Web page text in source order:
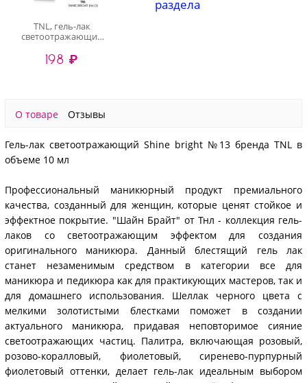
TNL, гель-лак
светоотражающий
мл
198 ₽
раздела
О товаре Отзывы
Гель-лак светоотражающий Shine bright №13 бренда TNL в
объеме 10 мл
Профессиональный маникюрный продукт премиального
качества, созданный для женщин, которые ценят стойкое и
эффектное покрытие. "Шайн Брайт" от Тнл - коллекция гель-
лаков со светоотражающим эффектом для создания
оригинального маникюра. Данный блестящий гель лак
станет незаменимым средством в категории все для
маникюра и педикюра как для практикующих мастеров, так и
для домашнего использования. Шеллак черного цвета с
мелкими золотистыми блестками поможет в создании
актуального маникюра, придавая неповторимое сияние
светоотражающих частиц. Палитра, включающая розовый,
розово-коралловый, фиолетовый, сиренево-пурпурный
фиолетовый оттенки, делает гель-лак идеальным выбором